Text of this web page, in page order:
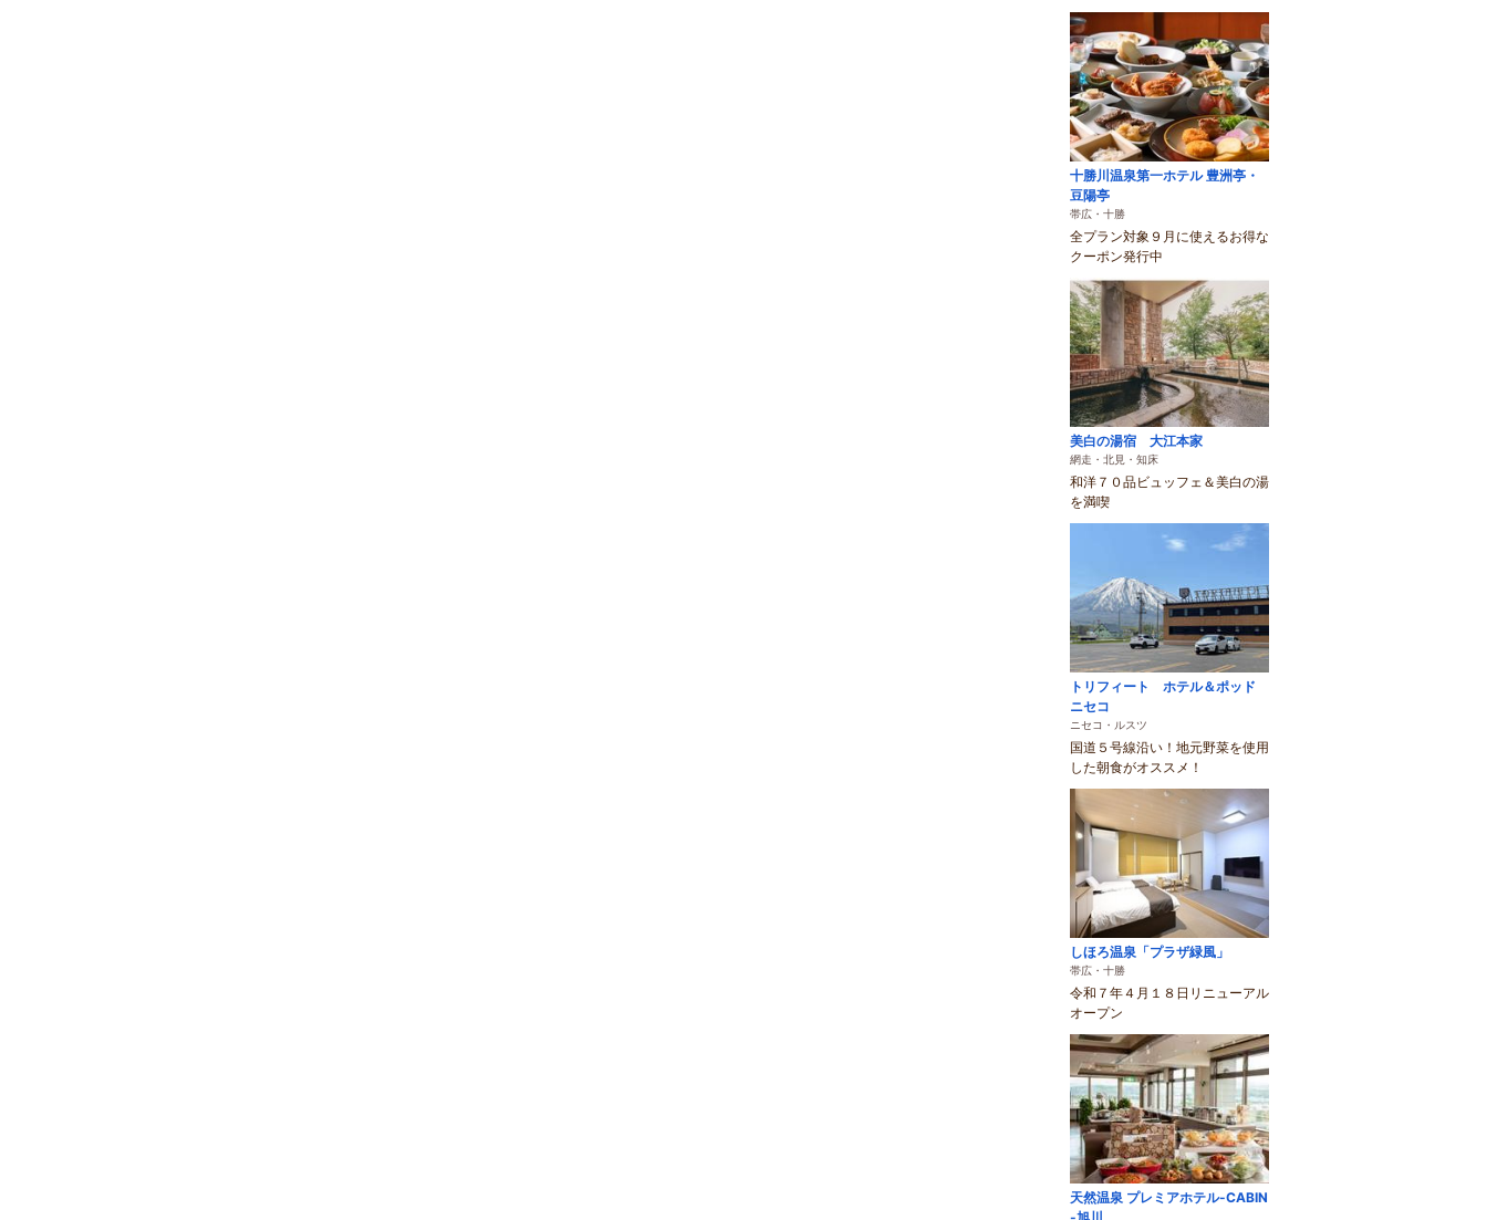
十勝川温泉第一ホテル 豊洲亭・
豆陽亭
帯広・十勝
全プラン対象９月に使えるお得な
クーポン発行中
美白の湯宿 大江本家
網走・北見・知床
和洋７０品ビュッフェ＆美白の湯
を満喫
トリフィート ホテル＆ポッド
ニセコ
ニセコ・ルスツ
国道５号線沿い！地元野菜を使用
した朝食がオススメ！
しほろ温泉「プラザ緑風」
帯広・十勝
令和７年４月１８日リニューアル
オープン
天然温泉 プレミアホテル-CABIN